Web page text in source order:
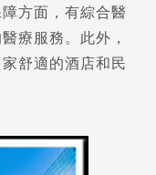
方面，有綜合醫
療服務。此外，
舒適的酒店和民